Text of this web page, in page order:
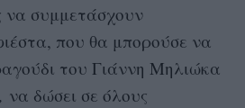
να συμμετάσχουν
που θα μπορούσε να
του Γιάννη Μηλιώκα
να δώσει σε όλους